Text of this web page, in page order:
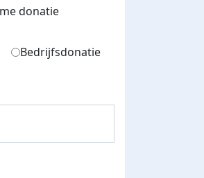
donatie
Bedrijfsdonatie